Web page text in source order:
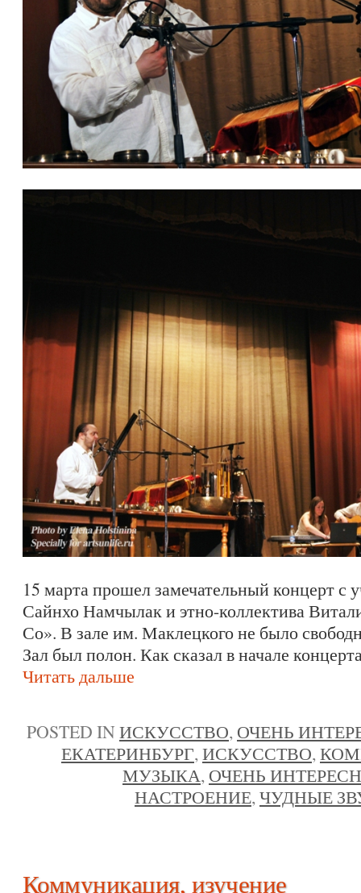
15 марта прошел замечательный концерт с
Сайнхо Намчылак и этно-коллектива
Со». В зале им. Маклецкого не было
Зал был полон. Как сказал в начале
Читать дальше
POSTED INИСКУССТВО, ОЧЕНЬ
ЕКАТЕРИНБУРГ, ИСКУССТВО,
МУЗЫКА, ОЧЕНЬ
НАСТРОЕНИЕ, ЧУДНЫЕ
Коммуникация, изучение